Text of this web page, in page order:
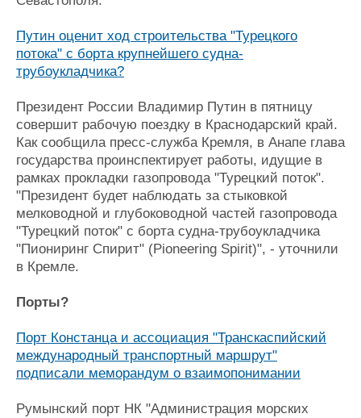
Путин оценит ход строительства "Турецкого
потока" с борта крупнейшего судна-
трубоукладчика?
Президент России Владимир Путин в пятницу
совершит рабочую поездку в Краснодарский край.
Как сообщила пресс-служба Кремля, в Анапе глава
государства проинспектирует работы, идущие в
рамках прокладки газопровода "Турецкий поток".
"Президент будет наблюдать за стыковкой
мелководной и глубоководной частей газопровода
"Турецкий поток" с борта судна-трубоукладчика
"Пиониринг Спирит" (Pioneering Spirit)", - уточнили
в Кремле.
Порты?
Порт Констанца и ассоциация "Транскаспийский
международный транспортный маршрут"
подписали меморандум о взаимопонимании
Румынский порт НК "Администрация морских